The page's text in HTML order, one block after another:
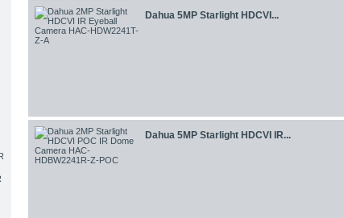
Dahua 5MP Starlight HDCVI...
Dahua 5MP Starlight HDCVI IR...